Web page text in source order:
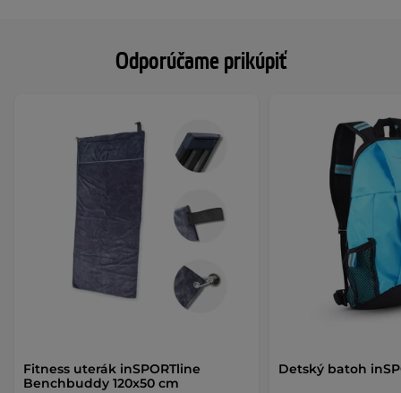
Odporúčame prikúpiť
Fitness uterák inSPORTline
Benchbuddy 120x50 cm
Detský batoh